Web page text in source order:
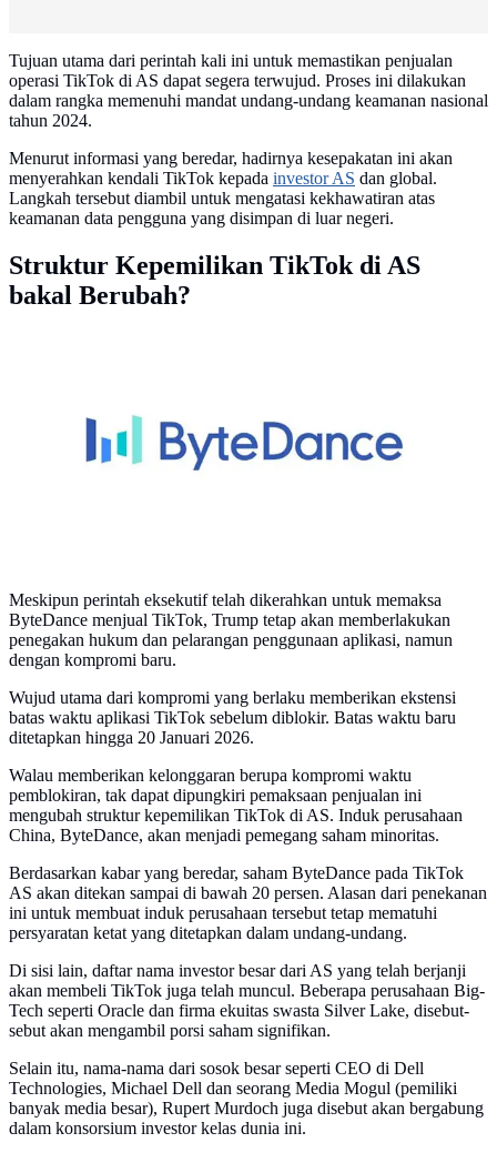
Tujuan utama dari perintah kali ini untuk memastikan penjualan
operasi TikTok di AS dapat segera terwujud. Proses ini dilakukan
dalam rangka memenuhi mandat undang-undang keamanan nasional
tahun 2024.
Menurut informasi yang beredar, hadirnya kesepakatan ini akan
menyerahkan kendali TikTok kepada investor AS dan global.
Langkah tersebut diambil untuk mengatasi kekhawatiran atas
keamanan data pengguna yang disimpan di luar negeri.
Struktur Kepemilikan TikTok di AS
bakal Berubah?
Meskipun perintah eksekutif telah dikerahkan untuk memaksa
ByteDance menjual TikTok, Trump tetap akan memberlakukan
penegakan hukum dan pelarangan penggunaan aplikasi, namun
dengan kompromi baru.
Wujud utama dari kompromi yang berlaku memberikan ekstensi
batas waktu aplikasi TikTok sebelum diblokir. Batas waktu baru
ditetapkan hingga 20 Januari 2026.
Walau memberikan kelonggaran berupa kompromi waktu
pemblokiran, tak dapat dipungkiri pemaksaan penjualan ini
mengubah struktur kepemilikan TikTok di AS. Induk perusahaan
China, ByteDance, akan menjadi pemegang saham minoritas.
Berdasarkan kabar yang beredar, saham ByteDance pada TikTok
AS akan ditekan sampai di bawah 20 persen. Alasan dari penekanan
ini untuk membuat induk perusahaan tersebut tetap mematuhi
persyaratan ketat yang ditetapkan dalam undang-undang.
Di sisi lain, daftar nama investor besar dari AS yang telah berjanji
akan membeli TikTok juga telah muncul. Beberapa perusahaan Big-
Tech seperti Oracle dan firma ekuitas swasta Silver Lake, disebut-
sebut akan mengambil porsi saham signifikan.
Selain itu, nama-nama dari sosok besar seperti CEO di Dell
Technologies, Michael Dell dan seorang Media Mogul (pemiliki
banyak media besar), Rupert Murdoch juga disebut akan bergabung
dalam konsorsium investor kelas dunia ini.